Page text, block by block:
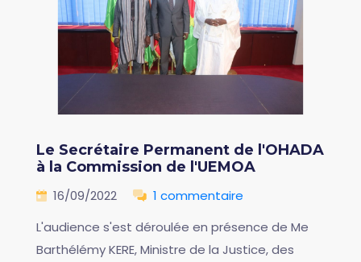
Le Secrétaire Permanent de l'OHADA
à la Commission de l'UEMOA
16/09/2022
1 commentaire
L'audience s'est déroulée en présence de Me
Barthélémy KERE, Ministre de la Justice, des